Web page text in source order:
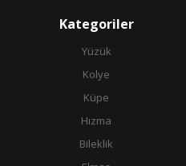
Kategoriler
Yüzük
Kolye
Küpe
Hızma
Bileklik